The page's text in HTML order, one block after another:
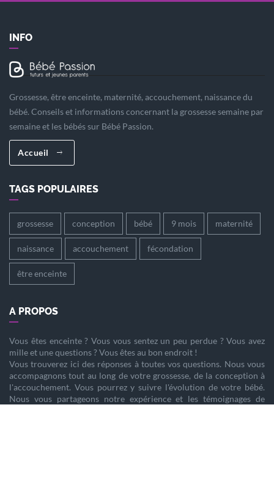
INFO
Grossesse, être enceinte, maternité, accouchement, naissance du
bébé. Conseils et informations concernant la grossesse semaine par
semaine et les bébés sur Bébé Passion.
Accueil
TAGS POPULAIRES
grossesse conception bébé 9 mois maternité
naissance accouchement fécondation
être enceinte
A PROPOS
Vous êtes enceinte? Vous vous sentez un peu perdue ? Vous avez
mille et une questions ? Vous êtes au bon endroit !
Vous trouverez ici des réponses à toutes vos questions. Nous vous
accompagnons tout au long de votre grossesse, de la conception à
l'accouchement. Vous pourrez y suivre l'évolution de votre bébé.
Nous vous partageons notre expérience et les témoignages de